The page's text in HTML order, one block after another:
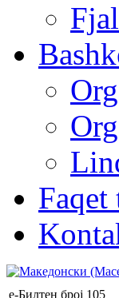
е-Билтен број 105